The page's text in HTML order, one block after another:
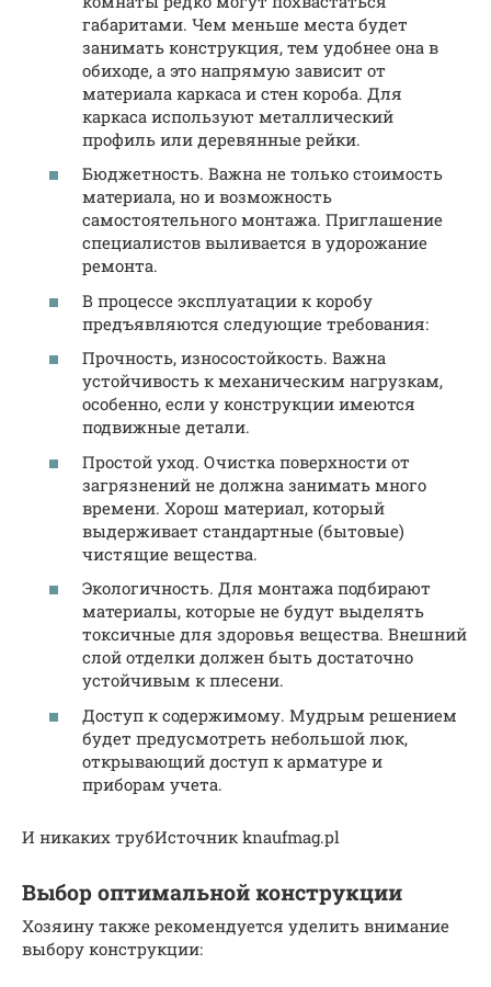
габаритами. Чем меньше места будет
занимать конструкция, тем удобнее она в
обиходе, а это напрямую зависит от
материала каркаса и стен короба. Для
каркаса используют металлический
профиль или деревянные рейки.
Бюджетность. Важна не только стоимость
материала, но и возможность
самостоятельного монтажа. Приглашение
специалистов выливается в удорожание
ремонта.
В процессе эксплуатации к коробу
предъявляются следующие требования:
Прочность, износостойкость. Важна
устойчивость к механическим нагрузкам,
особенно, если у конструкции имеются
подвижные детали.
Простой уход. Очистка поверхности от
загрязнений не должна занимать много
времени. Хорош материал, который
выдерживает стандартные (бытовые)
чистящие вещества.
Экологичность. Для монтажа подбирают
материалы, которые не будут выделять
токсичные для здоровья вещества. Внешний
слой отделки должен быть достаточно
устойчивым к плесени.
Доступ к содержимому. Мудрым решением
будет предусмотреть небольшой люк,
открывающий доступ к арматуре и
приборам учета.
И никаких трубИсточник knaufmag.pl
Выбор оптимальной конструкции
Хозяину также рекомендуется уделить внимание
выбору конструкции: